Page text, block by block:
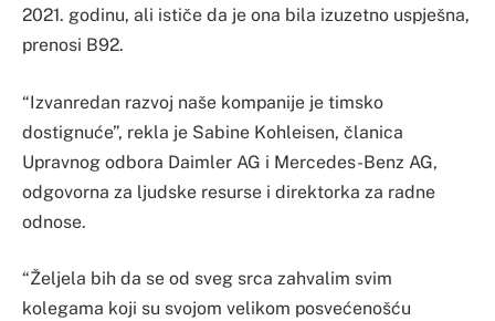
2021. godinu, ali ističe da je ona bila izuzetno uspješna,
prenosi B92.
“Izvanredan razvoj naše kompanije je timsko
dostignuće”, rekla je Sabine Kohleisen, članica
Upravnog odbora Daimler AG i Mercedes-Benz AG,
odgovorna za ljudske resurse i direktorka za radne
odnose.
“Željela bih da se od sveg srca zahvalim svim
kolegama koji su svojom velikom posvećenošću